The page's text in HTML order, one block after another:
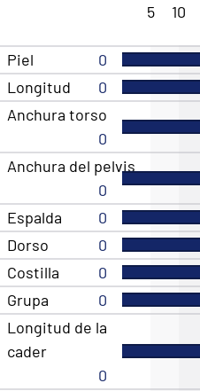
5 10
Piel
0
Longitud
0
Anchura torso
0
Anchura del pelvis
0
Espalda
0
Dorso
0
Costilla
0
Grupa
0
Longitud de la
cader
0